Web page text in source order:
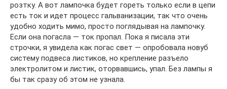
розтку. А вот лампочка будет гореть только если в цепи
есть ток и идет процесс гальванизации, так что очень
удобно ходить мимо, просто поглядывая на лампочку.
Если она погасла — ток пропал. Пока я писала эти
строчки, я увидела как погас свет — опробовала новуб
систему подвеса листиков, но крепление разъело
электролитом и листик, оторвавшись, упал. Без лампы я
бы так сразу об этом не узнала.